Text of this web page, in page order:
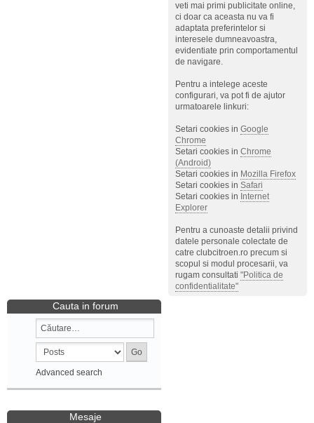
veti mai primi publicitate online,
ci doar ca aceasta nu va fi
adaptata preferintelor si
interesele dumneavoastra,
evidentiate prin comportamentul
de navigare.
Pentru a intelege aceste
configurari, va pot fi de ajutor
urmatoarele linkuri:
Setari cookies in Google
Chrome
Setari cookies in Chrome
(Android)
Setari cookies in Mozilla Firefox
Setari cookies in Safari
Setari cookies in Internet
Explorer
Pentru a cunoaste detalii privind
datele personale colectate de
catre clubcitroen.ro precum si
scopul si modul procesarii, va
rugam consultati "Politica de
confidentialitate"
Cauta in forum
Advanced search
Mesaje